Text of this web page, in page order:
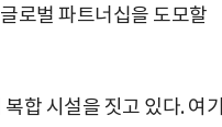
로벌 파트너십을 도모할
합 시설을 짓고 있다. 여기